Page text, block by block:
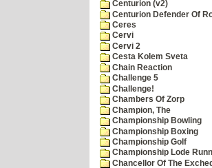
Centurion (v2)
Centurion Defender Of
Ceres
Cervi
Cervi 2
Cesta Kolem Sveta
Chain Reaction
Challenge 5
Challenge!
Chambers Of Zorp
Champion, The
Championship Bowling
Championship Boxing
Championship Golf
Championship Lode
Chancellor Of The